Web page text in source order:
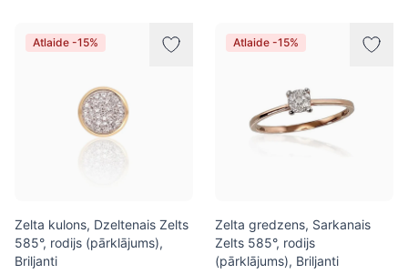
Atlaide -15%
Zelta kulons, Dzeltenais Zelts
585°, rodijs (pārklājums),
Briljanti
Atlaide -15%
Zelta gredzens, Sarkanais
Zelts 585°, rodijs
(pārklājums), Briljanti